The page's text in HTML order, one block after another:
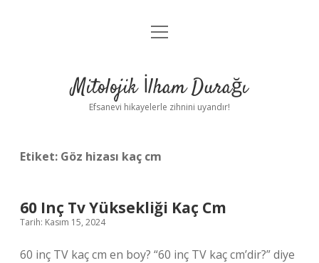
Anasayfa
Yasal Uyarı
menüyü
Mitolojik İlham Durağı
Efsanevi hikayelerle zihnini uyandır!
Etiket: Göz hizası kaç cm
60 Inç Tv Yüksekliği Kaç Cm
Tarih: Kasım 15, 2024
60 inç TV kaç cm en boy? “60 inç TV kaç cm’dir?” diye